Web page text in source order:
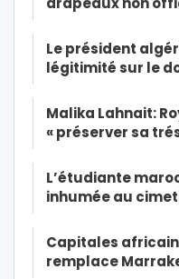
Le président
légitimité sur le
Malika Lahnait:
« préserver sa
L’étudiante
inhumée au
Capitales
remplace